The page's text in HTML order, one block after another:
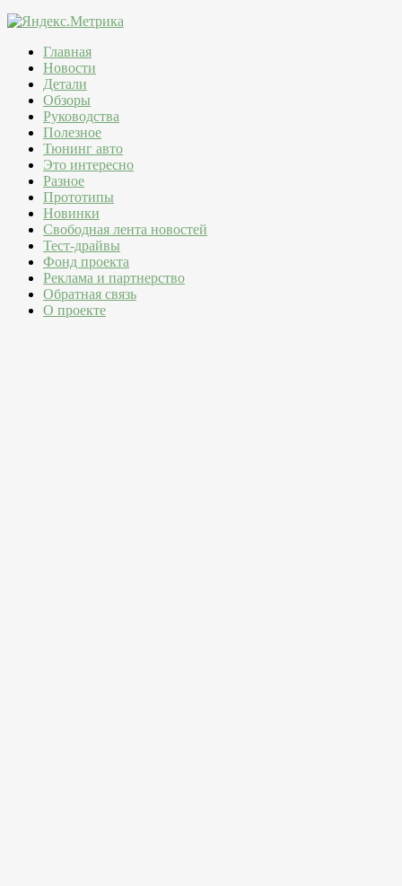
Главная
Новости
Детали
Обзоры
Руководства
Полезное
Тюнинг авто
Это интересно
Разное
Прототипы
Новинки
Свободная лента новостей
Тест-драйвы
Фонд проекта
Реклама и партнерство
Обратная связь
О проекте